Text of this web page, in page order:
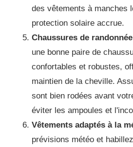
des vêtements à manches
protection solaire accrue.
Chaussures de randonnée
une bonne paire de
confortables et robustes,
maintien de la cheville.
sont bien rodées avant
éviter les ampoules et
Vêtements adaptés à la
prévisions météo et